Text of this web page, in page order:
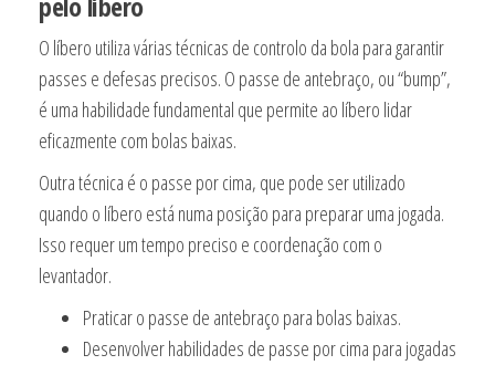
O líbero utiliza várias técnicas de controlo da bola para garantir
passes e defesas precisos. O passe de antebraço, ou “bump”,
é uma habilidade fundamental que permite ao líbero lidar
eficazmente com bolas baixas.
Outra técnica é o passe por cima, que pode ser utilizado
quando o líbero está numa posição para preparar uma jogada.
Isso requer um tempo preciso e coordenação com o
levantador.
Praticar o passe de antebraço para bolas baixas.
Desenvolver habilidades de passe por cima para jogadas